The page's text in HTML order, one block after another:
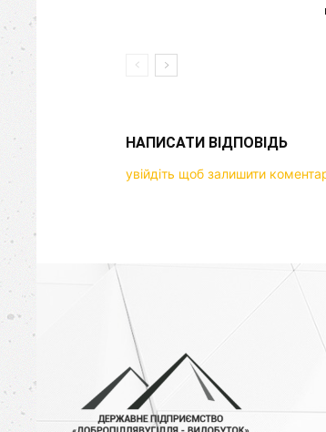
НАПИСАТИ ВІДПОВІДЬ
увійдіть щоб залишити